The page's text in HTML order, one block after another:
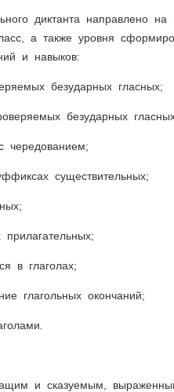
диктанта направлено
а также уровня
и навыков:
безударных гласных;
безударных
чередованием;
существительных;
в глаголах;
глагольных окончаний;
и сказуемым,